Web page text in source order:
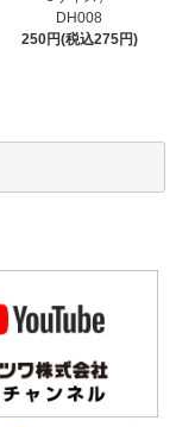
DH008
250円(税込275円)